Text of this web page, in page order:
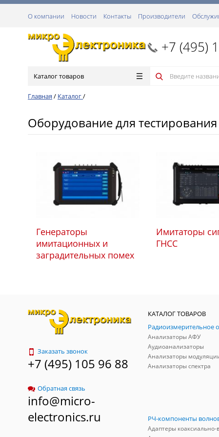
О компании Новости Контакты Производители
+7 (495)
Каталог товаров
Главная / Каталог/
Оборудование для
Генераторы
имитационных и
заградительных помех
Имитаторы
ГНСС
Заказать звонок
+7 (495) 105 96 88
Обратная связь
info@micro-
electronics.ru
КАТАЛОГ ТОВАРОВ
Анализаторы АФУ
Аудиоанализаторы
Анализаторы
Анализаторы спектра